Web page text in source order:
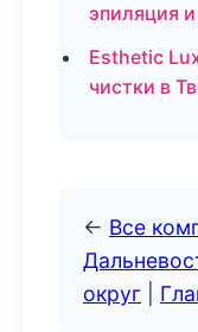
эпиляция
Esthetic
чистки в
← Все
округ